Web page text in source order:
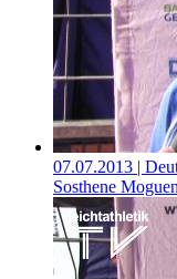
07.07.2013 |
Sosthene